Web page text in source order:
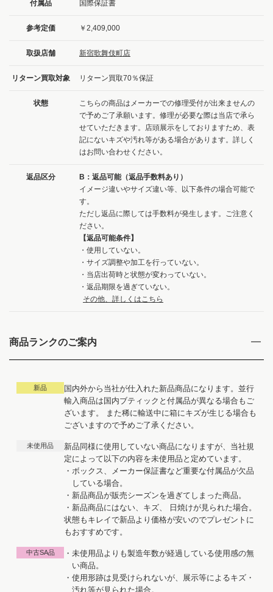
付属品 国際保証書
参考定価 ￥2,409,000
取扱店舗 新宿歌舞伎町店
リターン買取対象 リターン買取70％保証
状態
こちらの商品はメーカーでの修理受付が出来ませんの
で予めご了承願います。修理が必要な際は当店で承ら
せていただきます。店頭展示をしておりますため、表
記にないキズや汚れ等がある場合があります。詳しく
はお問い合わせください。
返品区分
B：返品可能（返品手数料あり）
イメージ違いやサイズ違い等、以下条件の場合可能で
す。
ただし返品に際しては手数料が発生します。ご注意く
ださい。
【返品可能条件】
・使用していない。
・サイズ調整や加工を行っていない。
・当店出荷時と状態が変わっていない。
・返品期限を過ぎていない。
その他、詳しくはこちら
商品ランクのご案内
新品
国内外から当社が仕入れた新品商品になります。並行
輸入商品は国内ブティックと付属品が異なる場合もご
ざいます。 また稀に輸送中に箱にキズが生じる場合も
ございますので予めご了承ください。
未使用品
新品同様に使用していない商品になりますが、当社規
定によって以下の内容を未使用品と定めています。
・ボックス、メーカー保証書など重要な付属品が欠品
している場合。
・新品商品が販売シーズンを過ぎてしまった商品。
・新品商品にはない、キズ、 日焼けが見られた場合。
状態もキレイで新品より価格が安いのでプレゼントに
もおすすめです。
中古SA品
・未使用品よりも製造年数が経過している使用感の無
い商品。
・使用形跡は見受けられないが、展示等によるキズ・
汚れ等が見られた場合。